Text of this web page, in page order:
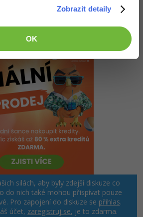
Zobrazit detaily
OK
Odpovědět
silách, aby byly zdejší diskuze co
do nich také mohou přispívat pouze
Pro zapojení do diskuze se přihlas.
účet, zaregistruj se, je to zdarma.